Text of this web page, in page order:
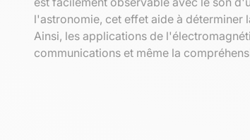
l'astronomie, cet effet aide à déterminer
Ainsi, les applications de
communications et même la